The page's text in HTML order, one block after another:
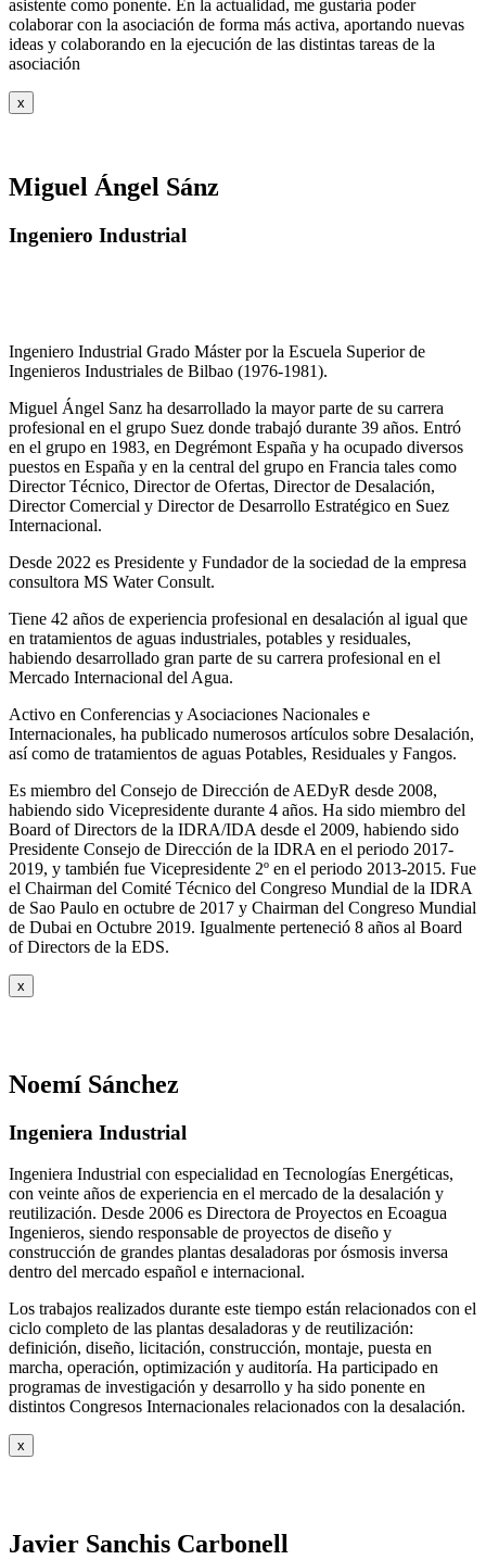
asistente como ponente. En la actualidad, me gustaría poder
colaborar con la asociación de forma más activa, aportando nuevas
ideas y colaborando en la ejecución de las distintas tareas de la
asociación
x
Miguel Ángel Sánz
Ingeniero Industrial
Ingeniero Industrial Grado Máster por la Escuela Superior de
Ingenieros Industriales de Bilbao (1976-1981).
Miguel Ángel Sanz ha desarrollado la mayor parte de su carrera
profesional en el grupo Suez donde trabajó durante 39 años. Entró
en el grupo en 1983, en Degrémont España y ha ocupado diversos
puestos en España y en la central del grupo en Francia tales como
Director Técnico, Director de Ofertas, Director de Desalación,
Director Comercial y Director de Desarrollo Estratégico en Suez
Internacional.
Desde 2022 es Presidente y Fundador de la sociedad de la empresa
consultora MS Water Consult.
Tiene 42 años de experiencia profesional en desalación al igual que
en tratamientos de aguas industriales, potables y residuales,
habiendo desarrollado gran parte de su carrera profesional en el
Mercado Internacional del Agua.
Activo en Conferencias y Asociaciones Nacionales e
Internacionales, ha publicado numerosos artículos sobre Desalación,
así como de tratamientos de aguas Potables, Residuales y Fangos.
Es miembro del Consejo de Dirección de AEDyR desde 2008,
habiendo sido Vicepresidente durante 4 años. Ha sido miembro del
Board of Directors de la IDRA/IDA desde el 2009, habiendo sido
Presidente Consejo de Dirección de la IDRA en el periodo 2017-
2019, y también fue Vicepresidente 2º en el periodo 2013-2015. Fue
el Chairman del Comité Técnico del Congreso Mundial de la IDRA
de Sao Paulo en octubre de 2017 y Chairman del Congreso Mundial
de Dubai en Octubre 2019. Igualmente perteneció 8 años al Board
of Directors de la EDS.
x
Noemí Sánchez
Ingeniera Industrial
Ingeniera Industrial con especialidad en Tecnologías Energéticas,
con veinte años de experiencia en el mercado de la desalación y
reutilización. Desde 2006 es Directora de Proyectos en Ecoagua
Ingenieros, siendo responsable de proyectos de diseño y
construcción de grandes plantas desaladoras por ósmosis inversa
dentro del mercado español e internacional.
Los trabajos realizados durante este tiempo están relacionados con el
ciclo completo de las plantas desaladoras y de reutilización:
definición, diseño, licitación, construcción, montaje, puesta en
marcha, operación, optimización y auditoría. Ha participado en
programas de investigación y desarrollo y ha sido ponente en
distintos Congresos Internacionales relacionados con la desalación.
x
Javier Sanchis Carbonell